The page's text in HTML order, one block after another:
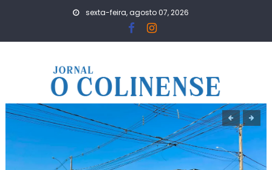
sexta-feira, agosto 07, 2026